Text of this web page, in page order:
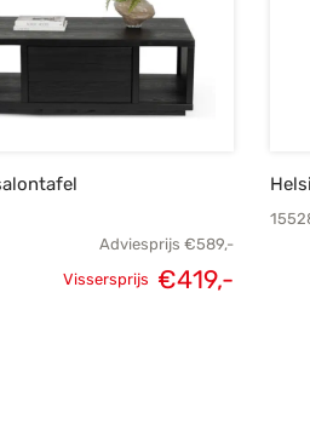
Adviesprijs €589,-
Vissersprijs €419,-